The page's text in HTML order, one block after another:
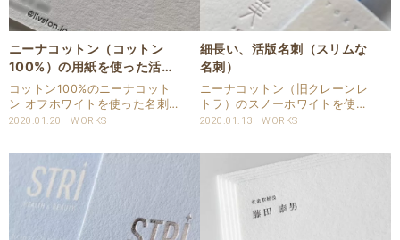
ニーナコットン（コットン
100%）の用紙を使った活版
名刺
コットン100%のニーナコット
ン オフホワイトを使った名刺を
請け賜りました。 両面活版印刷
品：名刺 サイズ：55x91mm 用
紙：ニーナコットン オフホワイ
ト 660×1016判 ..
2020.01.20 WORKS
細長い、活版名刺（スリムな
名刺）
ニーナコットン（旧クレーンレ
トラ）のスノーホワイトを使
い、45mmx91mmと横幅スリム
した。 名刺仕様 商品：名刺 サ
イズ：91x45mm 用紙：ニーナ
コットン スノーホワイト
2020.01.13 WORKS